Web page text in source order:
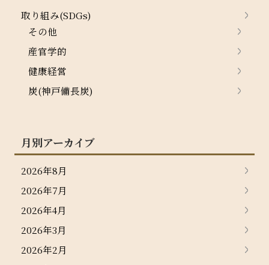
取り組み(SDGs)
その他
産官学的
健康経営
炭(神戸備長炭)
月別アーカイブ
2026年8月
2026年7月
2026年4月
2026年3月
2026年2月